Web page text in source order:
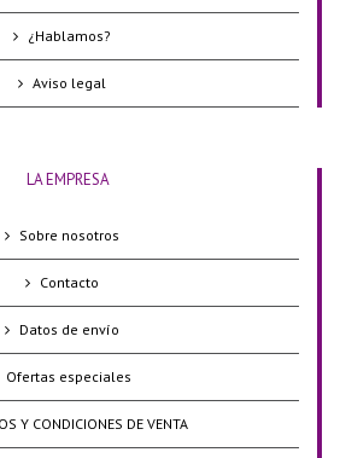
¿Hablamos?
Aviso legal
LA EMPRESA
Sobre nosotros
Contacto
Datos de envío
Ofertas especiales
Y CONDICIONES DE VENTA